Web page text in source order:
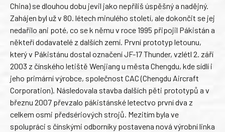
China) se dlouhou dobu jevil jako nepříliš úspěšný a nadějný.
Zahájen byl už v 80. létech minulého století, ale dokončit se jej
nedařilo ani poté, co se k němu v roce 1995 připojil Pákistán a
někteří dodavatelé z dalších zemí. První prototyp letounu,
který v Pákistánu dostal označení JF-17 Thunder, vzlétl 2. září
2003 z čínského letiště Wenjiang u města Chengdu, kde sídlí i
jeho primární výrobce, společnost CAC (Chengdu Aircraft
Corporation). Následovala stavba dalších pěti prototypů a v
březnu 2007 převzalo pákistánské letectvo první dva z
celkem osmi předsériových strojů. Mezitím byla ve
spolupráci s čínskými odborníky postavena nová výrobní linka